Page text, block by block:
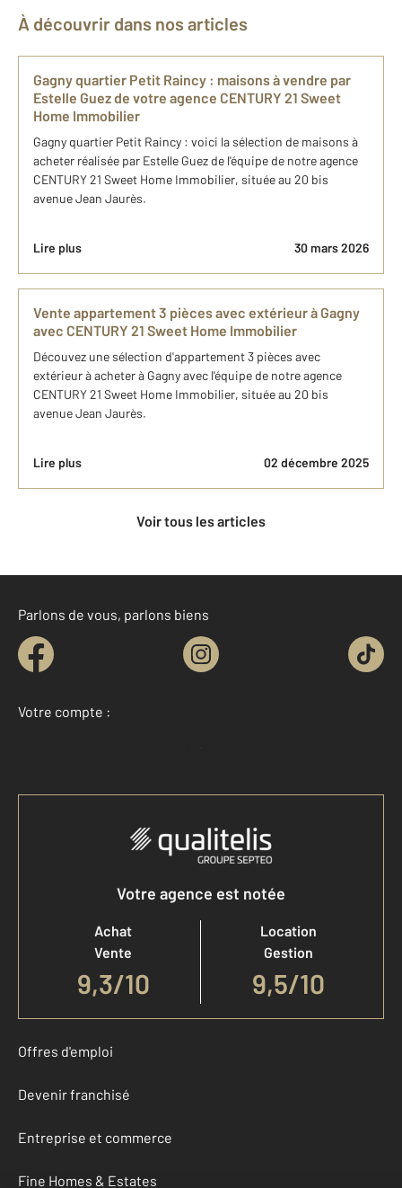
À découvrir dans nos articles
Gagny quartier Petit Raincy​ : maisons ​à vendre par
Estelle Guez de votre agence CENTURY 21 Sweet
Home Immobilier
Gagny quartier Petit Raincy​ : voici la sélection de maisons ​à
acheter réalisée par Estelle Guez de l'équipe de notre agence
CENTURY 21 Sweet Home Immobilier, située au 20 bis
avenue Jean Jaurès.
Lire plus 30 mars 2026
Vente appartement 3 pièces avec extérieur à Gagny
avec CENTURY 21 Sweet Home Immobilier
Découvez une sélection d'appartement 3 pièces avec
extérieur à acheter à Gagny avec l'équipe de notre agence
CENTURY 21 Sweet Home Immobilier, située au 20 bis
avenue Jean Jaurès.
Lire plus 02 décembre 2025
Voir tous les articles
Parlons de vous, parlons biens
Votre compte :
Accéder à mon compte
Votre agence est notée
Achat
Vente
9,3/10
Location
Gestion
9,5/10
Offres d'emploi
Devenir franchisé
Entreprise et commerce
Fine Homes & Estates